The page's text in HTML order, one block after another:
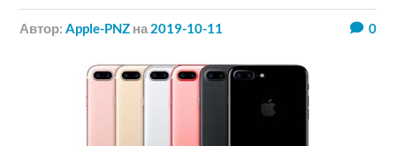
Автор:Apple-PNZ на 2019-10-11 0